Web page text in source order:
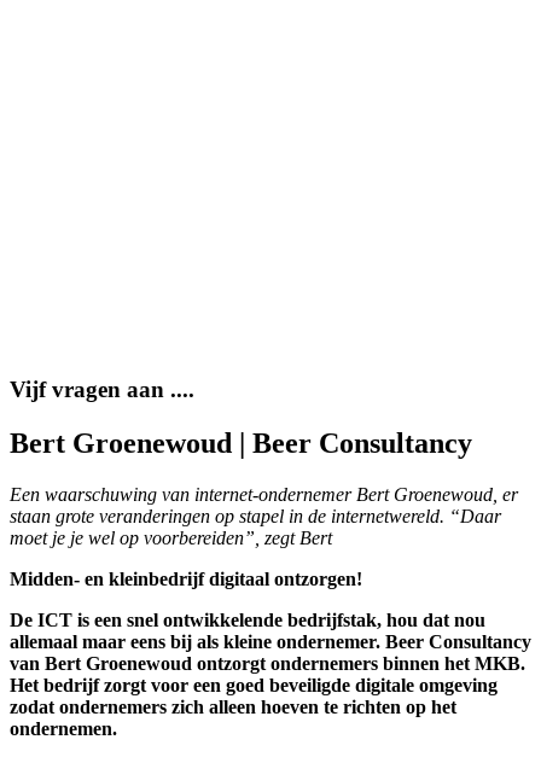
Vijf vragen aan ....
Bert Groenewoud | Beer Consultancy
Een waarschuwing van internet-ondernemer Bert Groenewoud, er
staan grote veranderingen op stapel in de internetwereld. “Daar
moet je je wel op voorbereiden”, zegt Bert
Midden- en kleinbedrijf digitaal ontzorgen!
De ICT is een snel ontwikkelende bedrijfstak, hou dat nou
allemaal maar eens bij als kleine ondernemer. Beer Consultancy
van Bert Groenewoud ontzorgt ondernemers binnen het MKB.
Het bedrijf zorgt voor een goed beveiligde digitale omgeving
zodat ondernemers zich alleen hoeven te richten op het
ondernemen.